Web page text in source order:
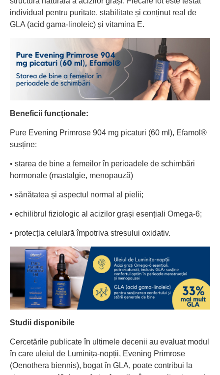
individual pentru puritate, stabilitate și conținut real de
GLA (acid gama-linoleic) și vitamina E.
Beneficii funcționale:
Pure Evening Primrose 904 mg picaturi (60 ml), Efamol®
susține:
• starea de bine a femeilor în perioadele de schimbări
hormonale (mastalgie, menopauză)
• sănătatea și aspectul normal al pielii;
• echilibrul fiziologic al acizilor grași esențiali Omega-6;
• protecția celulară împotriva stresului oxidativ.
Studii disponibile
Cercetările publicate în ultimele decenii au evaluat modul
în care uleiul de Luminița-nopții, Evening Primrose
(Oenothera biennis), bogat în GLA, poate contribui la